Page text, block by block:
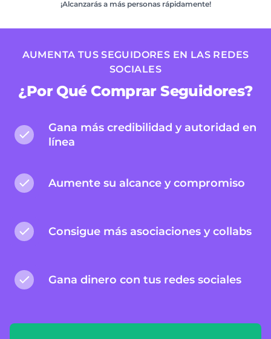
¡Alcanzarás a más personas rápidamente!
AUMENTA TUS SEGUIDORES EN LAS REDES
SOCIALES
¿Por Qué Comprar Seguidores?
Gana más credibilidad y autoridad en
línea
Aumente su alcance y compromiso
Consigue más asociaciones y collabs
Gana dinero con tus redes sociales